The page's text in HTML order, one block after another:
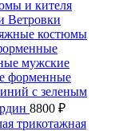
и кителя
Ветровки
костюмы
мужские
форменные
с зеленым
8800 ₽
трикотажная